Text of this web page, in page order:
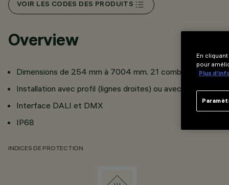
VOIR LES CODES DES PRODUITS
Overview
Dimensions de 254 mm à 7004 mm. 21 combinaisons
Installation avec profil (lignes droites) ou avec des clips
Interface DALI et DMX
IP68
INDICES DE PROTECTION
En
pour
Plus